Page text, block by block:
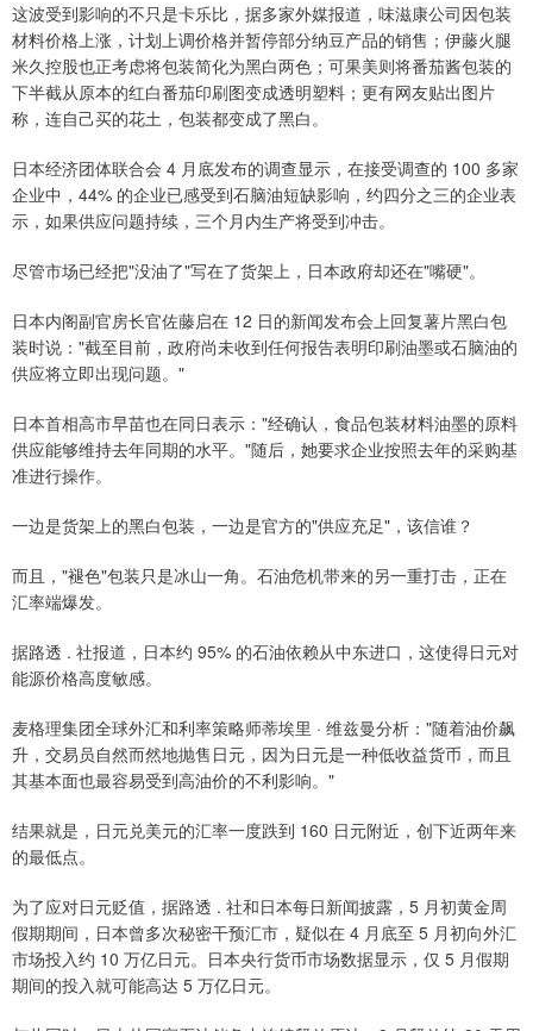
这波受到影响的不只是卡乐比，据多家外媒报道，味滋康公司因包装
材料价格上涨，计划上调价格并暂停部分纳豆产品的销售；伊藤火腿
米久控股也正考虑将包装简化为黑白两色；可果美则将番茄酱包装的
下半截从原本的红白番茄印刷图变成透明塑料；更有网友贴出图片
称，连自己买的花土，包装都变成了黑白。
日本经济团体联合会 4 月底发布的调查显示，在接受调查的 100 多家
企业中，44% 的企业已感受到石脑油短缺影响，约四分之三的企业表
示，如果供应问题持续，三个月内生产将受到冲击。
尽管市场已经把"没油了"写在了货架上，日本政府却还在"嘴硬"。
日本内阁副官房长官佐藤启在 12 日的新闻发布会上回复薯片黑白包
装时说："截至目前，政府尚未收到任何报告表明印刷油墨或石脑油的
供应将立即出现问题。"
日本首相高市早苗也在同日表示："经确认，食品包装材料油墨的原料
供应能够维持去年同期的水平。"随后，她要求企业按照去年的采购基
准进行操作。
一边是货架上的黑白包装，一边是官方的"供应充足"，该信谁？
而且，"褪色"包装只是冰山一角。石油危机带来的另一重打击，正在
汇率端爆发。
据路透 . 社报道，日本约 95% 的石油依赖从中东进口，这使得日元对
能源价格高度敏感。
麦格理集团全球外汇和利率策略师蒂埃里 · 维兹曼分析："随着油价飙
升，交易员自然而然地抛售日元，因为日元是一种低收益货币，而且
其基本面也最容易受到高油价的不利影响。"
结果就是，日元兑美元的汇率一度跌到 160 日元附近，创下近两年来
的最低点。
为了应对日元贬值，据路透 . 社和日本每日新闻披露，5 月初黄金周
假期期间，日本曾多次秘密干预汇市，疑似在 4 月底至 5 月初向外汇
市场投入约 10 万亿日元。日本央行货币市场数据显示，仅 5 月假期
期间的投入就可能高达 5 万亿日元。